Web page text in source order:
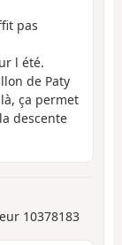
pas
l été.
de Paty
ça permet
descente
10378183